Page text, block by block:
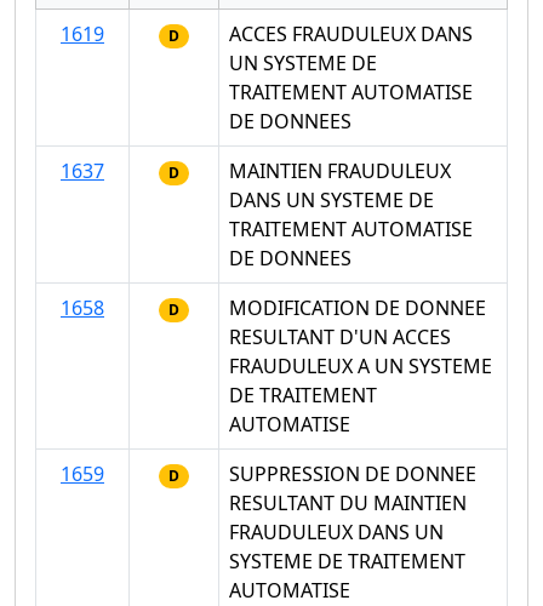
1619
D
ACCES FRAUDULEUX DANS
UN SYSTEME DE
TRAITEMENT AUTOMATISE
DE DONNEES
1637
D
MAINTIEN FRAUDULEUX
DANS UN SYSTEME DE
TRAITEMENT AUTOMATISE
DE DONNEES
1658
D
MODIFICATION DE DONNEE
RESULTANT D'UN ACCES
FRAUDULEUX A UN SYSTEME
DE TRAITEMENT
AUTOMATISE
1659
D
SUPPRESSION DE DONNEE
RESULTANT DU MAINTIEN
FRAUDULEUX DANS UN
SYSTEME DE TRAITEMENT
AUTOMATISE